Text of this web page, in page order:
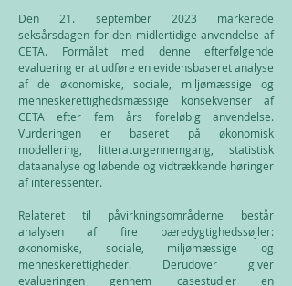
Den 21. september 2023 markerede
seksårsdagen for den midlertidige anvendelse af
CETA. Formålet med denne efterfølgende
evaluering er at udføre en evidensbaseret analyse
af de økonomiske, sociale, miljømæssige og
menneskerettighedsmæssige konsekvenser af
CETA efter fem års foreløbig anvendelse.
Vurderingen er baseret på økonomisk
modellering, litteraturgennemgang, statistisk
dataanalyse og løbende og vidtrækkende høringer
af interessenter.
Relateret til påvirkningsområderne består
analysen af fire bæredygtighedssøjler:
økonomiske, sociale, miljømæssige og
menneskerettigheder. Derudover giver
evalueringen gennem casestudier en